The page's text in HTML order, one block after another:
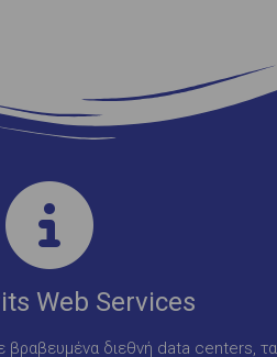
Web Services
διεθνή data centers, τα